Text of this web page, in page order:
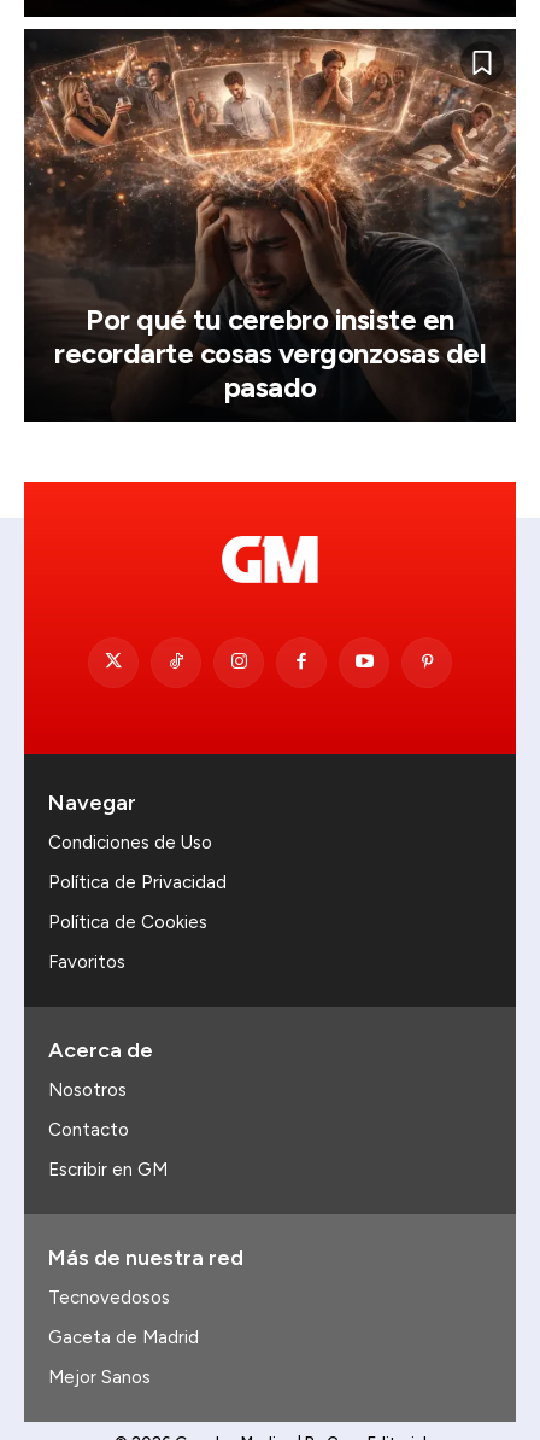
Por qué tu cerebro insiste en
recordarte cosas vergonzosas del
pasado
Navegar
Condiciones de Uso
Política de Privacidad
Política de Cookies
Favoritos
Acerca de
Nosotros
Contacto
Escribir en GM
Más de nuestra red
Tecnovedosos
Gaceta de Madrid
Mejor Sanos